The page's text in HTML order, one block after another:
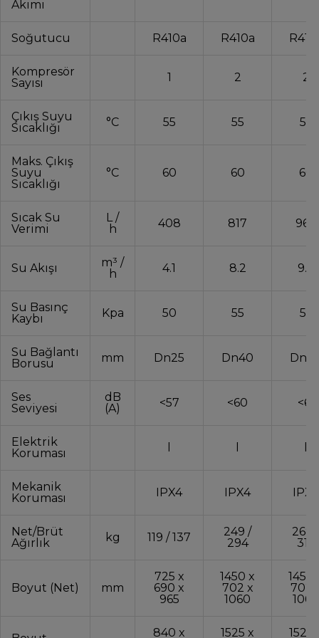
Akımı
Soğutucu R410a R410a
Kompresör
Sayısı
1 2 2
Çıkış Suyu
Sıcaklığı
°C 55 55 55
Maks. Çıkış
Suyu
Sıcaklığı
°C 60 60 60
Sıcak Su
Verimi
L /
h
408 817 967
Su Akışı
m³ /
h
4.1 8.2 9.7
Su Basınç
Kaybı
Kpa 50 55 55
Su Bağlantı
Borusu
mm Dn25 Dn40
Ses
Seviyesi
dB
(A)
<57 <60 <61
Elektrik
Koruması
Mekanik
Koruması
IPX4 IPX4 IPX4
Net/Brüt
Ağırlık
kg 119 / 137
249 /
294
268 /
316
Boyut (Net) mm
725 x
690 x
965
1450 x
702 x
1060
1450
702
1060
840 x
1525 x
1525